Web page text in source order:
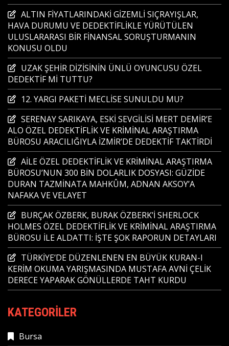
ALTIN FİYATLARINDAKİ GİZEMLİ SIÇRAYIŞLAR,
HAVA DURUMU VE DEDEKTİFLİKLE YÜRÜTÜLEN
ULUSLARARASI BİR FİNANSAL SORUŞTURMANIN
KONUSU OLDU
UZAK ŞEHİR DİZİSİNİN ÜNLÜ OYUNCUSU ÖZEL
DEDEKTİF Mİ TUTTU?
12. YARGI PAKETİ MECLİSE SUNULDU MU?
SERENAY SARIKAYA, ESKİ SEVGİLİSİ MERT DEMİR’E
ALO ÖZEL DEDEKTİFLİK VE KRİMİNAL ARAŞTIRMA
BÜROSU ARACILIĞIYLA İZMİR’DE DEDEKTİF TAKTİRDİ
AİLE ÖZEL DEDEKTİFLİK VE KRİMİNAL ARAŞTIRMA
BÜROSU’NUN 300 BİN DOLARLIK DOSYASI: GÜZİDE
DURAN TAZMİNATA MAHKÛM, ADNAN AKSOY’A
NAFAKA VE VELAYET
BURÇAK ÖZBERK, BURAK ÖZBERK’İ SHERLOCK
HOLMES ÖZEL DEDEKTİFLİK VE KRİMİNAL ARAŞTIRMA
BÜROSU İLE ALDATTI: İŞTE ŞOK RAPORUN DETAYLARI
TÜRKİYE’DE DÜZENLENEN EN BÜYÜK KURAN-I
KERİM OKUMA YARIŞMASINDA MUSTAFA AVNİ ÇELİK
DERECE YAPARAK GÖNÜLLERDE TAHT KURDU
KATEGORILER
Bursa